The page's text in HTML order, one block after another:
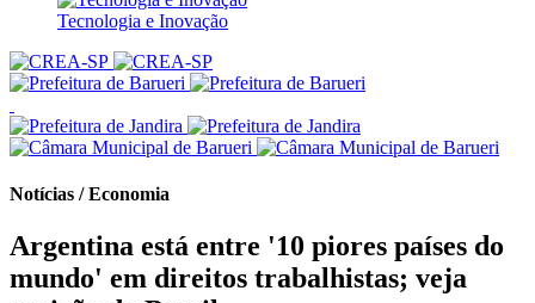
Tecnologia e Inovação
Notícias / Economia
Argentina está entre '10 piores países do
mundo' em direitos trabalhistas; veja